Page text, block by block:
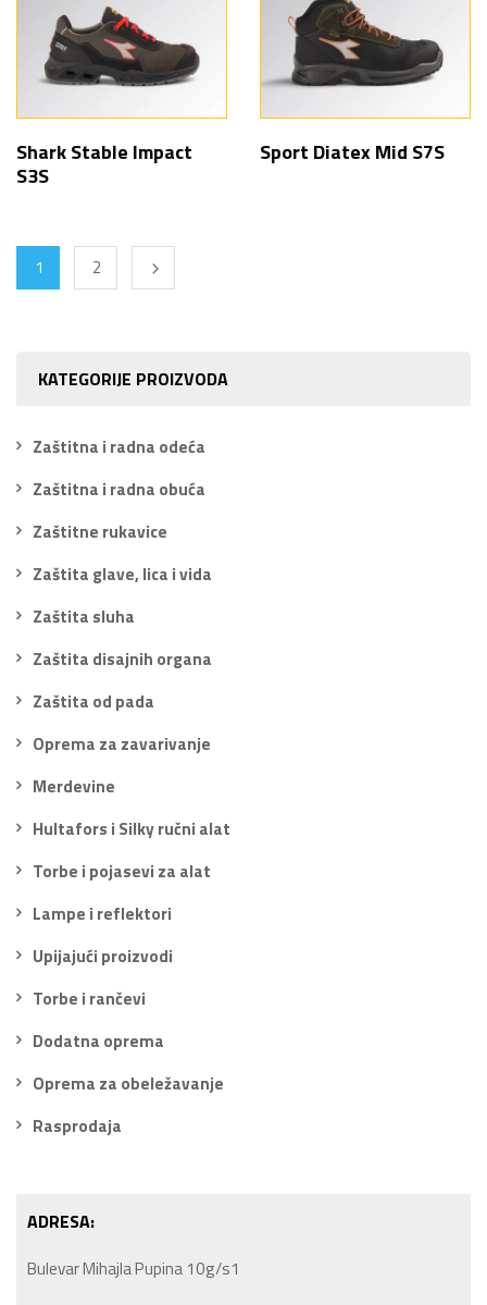
KATEGORIJE PROIZVODA
Zaštitna i radna odeća
Zaštitna i radna obuća
Zaštitne rukavice
Zaštita glave, lica i vida
Zaštita sluha
Zaštita disajnih organa
Zaštita od pada
Oprema za zavarivanje
Merdevine
Hultafors i Silky ručni alat
Torbe i pojasevi za alat
Lampe i reflektori
Upijajući proizvodi
Torbe i rančevi
Dodatna oprema
Oprema za obeležavanje
Rasprodaja
ADRESA:
Bulevar Mihajla Pupina 10g/s1
Shark Stable Impact
S3S
Sport Diatex Mid S7S
1 2